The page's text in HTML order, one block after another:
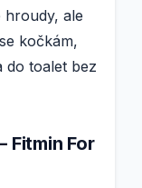
ale
kočkám,
do toalet bez
Fitmin For